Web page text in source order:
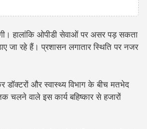
हालांकि ओपीडी सेवाओं पर असर पड़ सकता
जा रहे हैं। प्रशासन लगातार स्थिति पर नजर
डॉक्टरों और स्वास्थ्य विभाग के बीच मतभेद
चलने वाले इस कार्य बहिष्कार से हजारों